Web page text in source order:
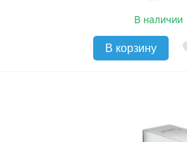
В наличии
В корзину